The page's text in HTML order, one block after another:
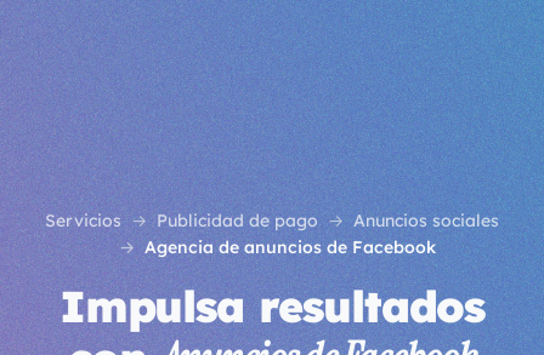
Servicios Publicidad de pago
Anuncios sociales
Agencia de anuncios de Facebook
Impulsa resultados